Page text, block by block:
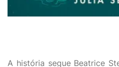
A história segue Beatrice